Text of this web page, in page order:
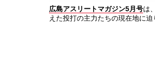
広島アスリートマガジン5月号は
えた投打の主力たちの現在地に迫